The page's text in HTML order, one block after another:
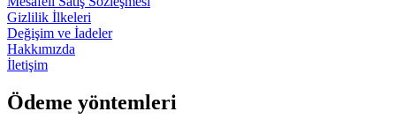
Gizlilik İlkeleri
Değişim ve İadeler
Hakkımızda
İletişim
Ödeme yöntemleri